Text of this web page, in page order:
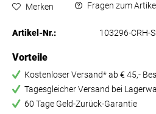
Merken Fragen zum
Artikel-Nr.: 103296-CRH-S
Vorteile
Kostenloser Versand* ab € 45,-
Tagesgleicher Versand bei
60 Tage Geld-Zurück-Garantie